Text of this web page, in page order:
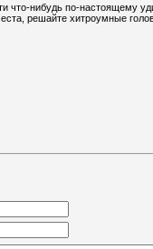
что-нибудь по-настоящему
решайте хитроумные